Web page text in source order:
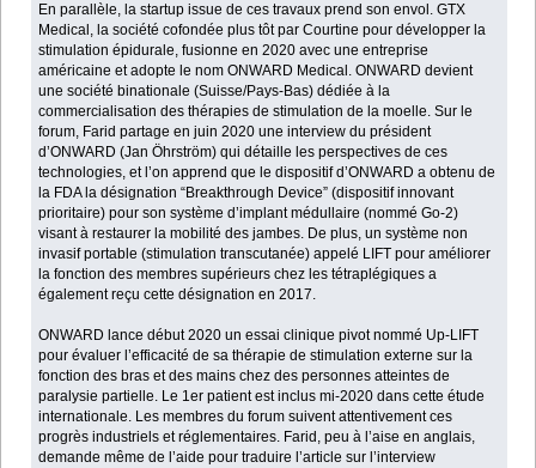
En parallèle, la startup issue de ces travaux prend son envol. GTX
Medical, la société cofondée plus tôt par Courtine pour développer la
stimulation épidurale, fusionne en 2020 avec une entreprise
américaine et adopte le nom ONWARD Medical. ONWARD devient
une société binationale (Suisse/Pays-Bas) dédiée à la
commercialisation des thérapies de stimulation de la moelle. Sur le
forum, Farid partage en juin 2020 une interview du président
d’ONWARD (Jan Öhrström) qui détaille les perspectives de ces
technologies, et l’on apprend que le dispositif d’ONWARD a obtenu de
la FDA la désignation “Breakthrough Device” (dispositif innovant
prioritaire) pour son système d’implant médullaire (nommé Go-2)
visant à restaurer la mobilité des jambes. De plus, un système non
invasif portable (stimulation transcutanée) appelé LIFT pour améliorer
la fonction des membres supérieurs chez les tétraplégiques a
également reçu cette désignation en 2017.
ONWARD lance début 2020 un essai clinique pivot nommé Up-LIFT
pour évaluer l’efficacité de sa thérapie de stimulation externe sur la
fonction des bras et des mains chez des personnes atteintes de
paralysie partielle. Le 1er patient est inclus mi-2020 dans cette étude
internationale. Les membres du forum suivent attentivement ces
progrès industriels et réglementaires. Farid, peu à l’aise en anglais,
demande même de l’aide pour traduire l’article sur l’interview